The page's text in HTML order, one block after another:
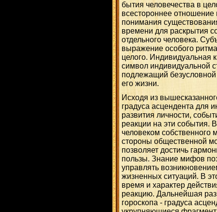
бытия человечества в
всестороннее отношение
понимания
времени для раскрытия
отдельного человека.
выражение особого
целого. Индивидуальная
символ индивидуальной
подлежащий
его жизни.
Исходя из
градуса асцендента для
развития личности,
реакции на эти события.
человеком собственного
стороны общественной
позволяет достичь
пользы. Знание мифов
управлять
жизненных ситуаций. В
время и характер
реакцию. Дальнейшая
гороскопа - градуса